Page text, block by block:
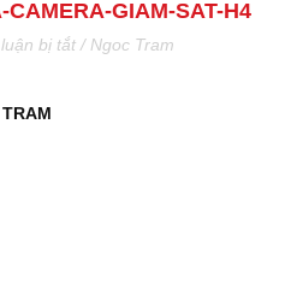
CAMERA-GIAM-SAT-H4
bị tắtở/ Ngoc Tram